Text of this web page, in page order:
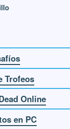
Trofeos
Online
en PC